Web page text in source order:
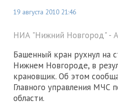
19 августа 2010 21:46
НИА "Нижний Новгород" -
Башенный кран рухнул на
Нижнем Новгороде, в
крановщик. Об этом
Главного управления МЧС
области.